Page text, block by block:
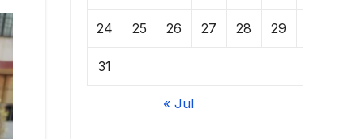
24 25 26 27 28 29
31
« Jul